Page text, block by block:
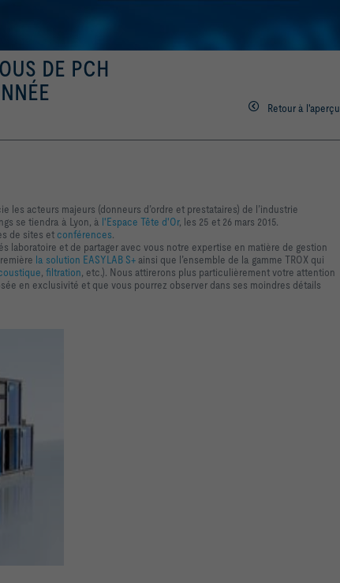
DE PCH
Retour à l'aperçu
acteurs majeurs (donneurs d’ordre et prestataires) de l’industrie
se tiendra à Lyon, à l'Espace Tête d'Or, les 25 et 26 mars 2015.
de sites etconférences.
laboratoire et de partager avec vous notre expertise en matière de gestion
la solution EASYLAB S+ ainsi que l’ensemble de la gamme TROX qui
, filtration, etc.). Nous attirerons plus particulièrement votre attention
en exclusivité et que vous pourrez observer dans ses moindres détails